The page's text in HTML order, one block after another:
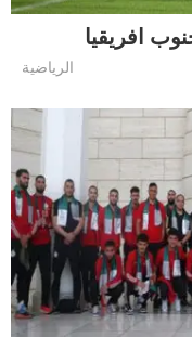
افريقيا
الرياضية